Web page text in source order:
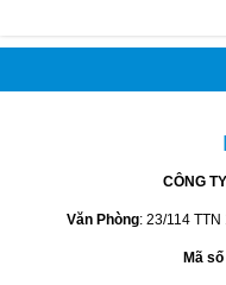
CÔNG
Văn Phòng: 23/114
Mã